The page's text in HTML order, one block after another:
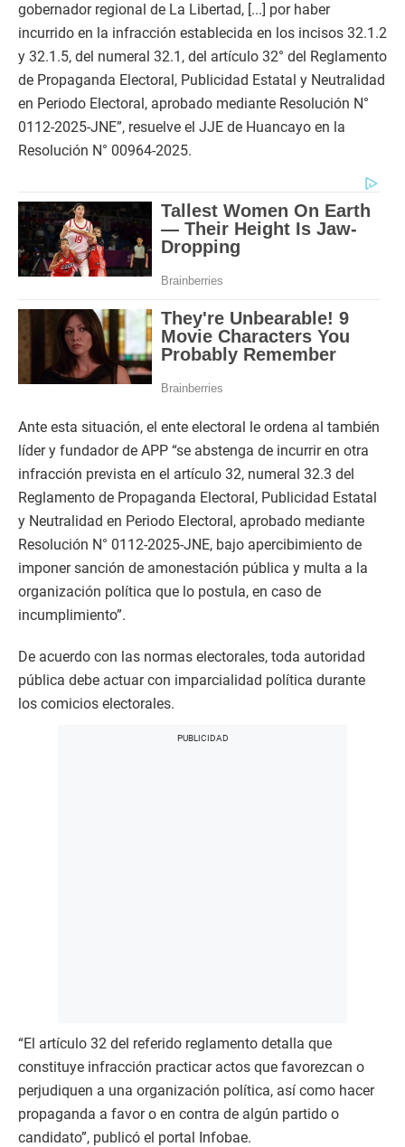
gobernador regional de La Libertad, [...] por haber
incurrido en la infracción establecida en los incisos 32.1.2
y 32.1.5, del numeral 32.1, del artículo 32° del Reglamento
de Propaganda Electoral, Publicidad Estatal y Neutralidad
en Periodo Electoral, aprobado mediante Resolución N°
0112-2025-JNE”, resuelve el JJE de Huancayo en la
Resolución N° 00964-2025.
Ante esta situación, el ente electoral le ordena al también
líder y fundador de APP “se abstenga de incurrir en otra
infracción prevista en el artículo 32, numeral 32.3 del
Reglamento de Propaganda Electoral, Publicidad Estatal
y Neutralidad en Periodo Electoral, aprobado mediante
Resolución N° 0112-2025-JNE, bajo apercibimiento de
imponer sanción de amonestación pública y multa a la
organización política que lo postula, en caso de
incumplimiento”.
De acuerdo con las normas electorales, toda autoridad
pública debe actuar con imparcialidad política durante
los comicios electorales.
“El artículo 32 del referido reglamento detalla que
constituye infracción practicar actos que favorezcan o
perjudiquen a una organización política, así como hacer
propaganda a favor o en contra de algún partido o
candidato”, publicó el portal Infobae.